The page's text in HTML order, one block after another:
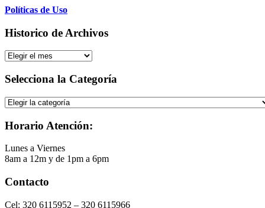
Políticas de Uso
Historico de Archivos
Historico
Archivos
Selecciona la Categoría
Selecciona
Categoría
Horario Atención:
Lunes a Viernes
8am a 12m y de 1pm a 6pm
Contacto
Cel: 320 6115952 – 320 6115966